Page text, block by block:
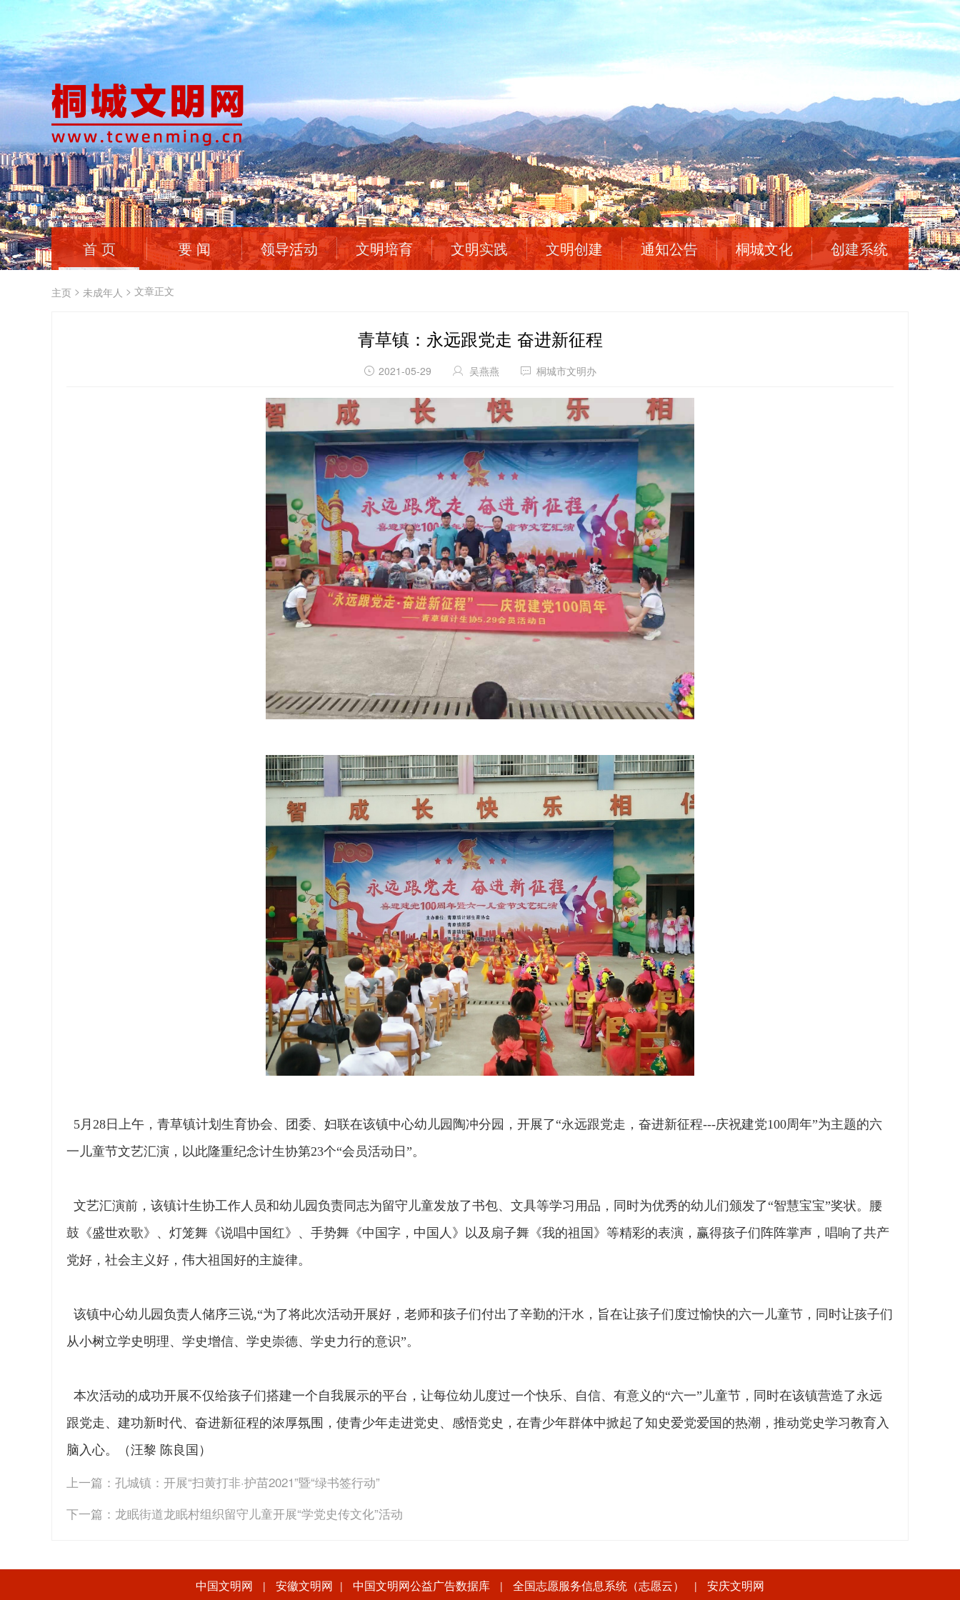
首 页 要 闻 领导活动 文明培育 文明实践 文明创建 通知公告 桐城文化 创建系统
主页 > 未成年人 > 文章正文
青草镇：永远跟党走 奋进新征程
2021-05-29 吴燕燕 桐城市文明办
5月28日上午，青草镇计划生育协会、团委、妇联在该镇中心幼儿园陶冲分园，开展了“永远跟党走，奋进新征程---庆祝建党100周年”为主题的六
一儿童节文艺汇演，以此隆重纪念计生协第23个“会员活动日”。
文艺汇演前，该镇计生协工作人员和幼儿园负责同志为留守儿童发放了书包、文具等学习用品，同时为优秀的幼儿们颁发了“智慧宝宝”奖状。腰
鼓《盛世欢歌》、灯笼舞《说唱中国红》、手势舞《中国字，中国人》以及扇子舞《我的祖国》等精彩的表演，赢得孩子们阵阵掌声，唱响了共产
党好，社会主义好，伟大祖国好的主旋律。
该镇中心幼儿园负责人储序三说,“为了将此次活动开展好，老师和孩子们付出了辛勤的汗水，旨在让孩子们度过愉快的六一儿童节，同时让孩子们
从小树立学史明理、学史增信、学史崇德、学史力行的意识”。
本次活动的成功开展不仅给孩子们搭建一个自我展示的平台，让每位幼儿度过一个快乐、自信、有意义的“六一”儿童节，同时在该镇营造了永远
跟党走、建功新时代、奋进新征程的浓厚氛围，使青少年走进党史、感悟党史，在青少年群体中掀起了知史爱党爱国的热潮，推动党史学习教育入
脑入心。（汪黎 陈良国）
上一篇： 孔城镇：开展“扫黄打非·护苗2021”暨“绿书签行动”
下一篇： 龙眠街道龙眠村组织留守儿童开展“学党史传文化”活动
中国文明网 | 安徽文明网 | 中国文明网公益广告数据库 | 全国志愿服务信息系统（志愿云） | 安庆文明网